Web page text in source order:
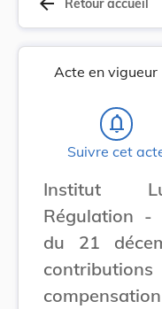
Retour accueil
Acte en vigueur
notifications_none
Suivre cet
Institut
Régulation -
du 21